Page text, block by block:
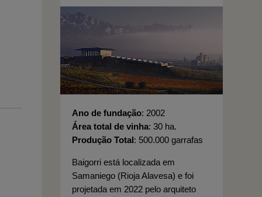
Ano de fundação 2002
Área total de vinha 30 ha.
Produção Total 500.000 garrafas
Baigorri está localizada em
Samaniego (Rioja Alavesa) e foi
projetada em 2022 pelo arquiteto